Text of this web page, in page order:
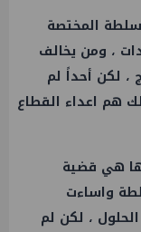
المختصة
، ومن يخالف
لكن أحداً لم
هم اعداء القطاع
هي قضية
واساءت
، لكن لم